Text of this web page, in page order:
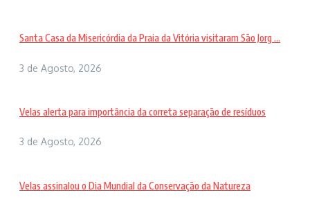
Santa Casa da Misericórdia da Praia da Vitória visitaram São Jorg ...
3 de Agosto, 2026
Velas alerta para importância da correta separação de resíduos
3 de Agosto, 2026
Velas assinalou o Dia Mundial da Conservação da Natureza